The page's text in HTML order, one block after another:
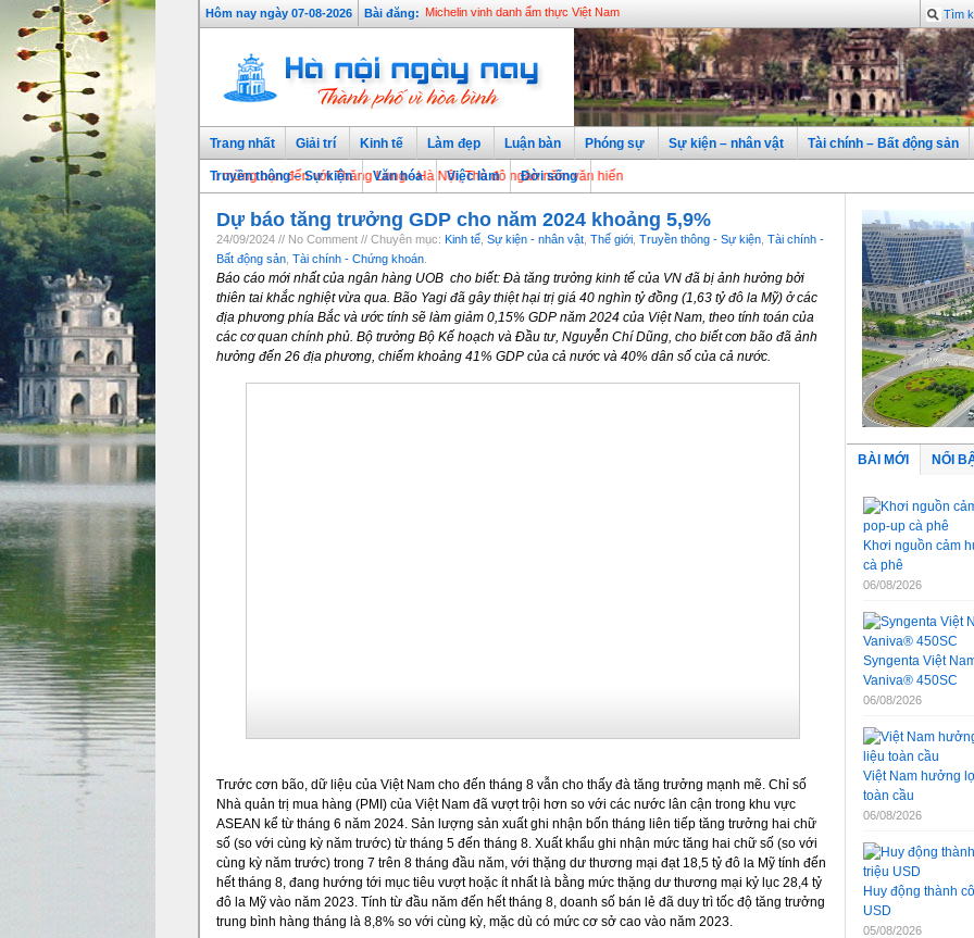
Hôm nay ngày 07-08-2026 Bài đăng: Michelin vinh danh ẩm thực Việt Nam
Chào mừng bạn đến với Thăng Long - Hà Nội, Thủ đô ngàn năm văn hiến
Trang nhất Giải trí Kinh tế Làm đẹp Luận bàn Phóng sự Sự kiện – nhân vật Tài chính – Bất động sản
Truyền thông – Sự kiện Văn hóa Việc làm Đời sống
Dự báo tăng trưởng GDP cho năm 2024 khoảng 5,9%
24/09/2024 // No Comment // Chuyên mục: Kinh tế Sự kiện - nhân vật Thế giới Truyền thông - Sự kiện Tài chính -
Bất động sản Tài chính - Chứng khoán
Báo cáo mới nhất của ngân hàng UOB cho biết: Đà tăng trưởng kinh tế của VN đã bị ảnh hưởng bởi
thiên tai khắc nghiệt vừa qua. Bão Yagi đã gây thiệt hại trị giá 40 nghìn tỷ đồng (1,63 tỷ đô la Mỹ) ở các
địa phương phía Bắc và ước tính sẽ làm giảm 0,15% GDP năm 2024 của Việt Nam, theo tính toán của
các cơ quan chính phủ. Bộ trưởng Bộ Kế hoạch và Đầu tư, Nguyễn Chí Dũng, cho biết cơn bão đã ảnh
hưởng đến 26 địa phương, chiếm khoảng 41% GDP của cả nước và 40% dân số của cả nước.
Trước cơn bão, dữ liệu của Việt Nam cho đến tháng 8 vẫn cho thấy đà tăng trưởng mạnh mẽ. Chỉ số
Nhà quản trị mua hàng (PMI) của Việt Nam đã vượt trội hơn so với các nước lân cận trong khu vực
ASEAN kể từ tháng 6 năm 2024. Sản lượng sản xuất ghi nhận bốn tháng liên tiếp tăng trưởng hai chữ
số (so với cùng kỳ năm trước) từ tháng 5 đến tháng 8. Xuất khẩu ghi nhận mức tăng hai chữ số (so với
cùng kỳ năm trước) trong 7 trên 8 tháng đầu năm, với thặng dư thương mại đạt 18,5 tỷ đô la Mỹ tính đến
hết tháng 8, đang hướng tới mục tiêu vượt hoặc ít nhất là bằng mức thặng dư thương mại kỷ lục 28,4 tỷ
đô la Mỹ vào năm 2023. Tính từ đầu năm đến hết tháng 8, doanh số bán lẻ đã duy trì tốc độ tăng trưởng
trung bình hàng tháng là 8,8% so với cùng kỳ, mặc dù có mức cơ sở cao vào năm 2023.
BÀI MỚI NỔI
Khơi nguồn cảm
cà phê
06/08/2026
Syngenta Việt
Vaniva® 450SC
06/08/2026
Việt Nam hưởng
toàn cầu
06/08/2026
Huy động thành
USD
05/08/2026